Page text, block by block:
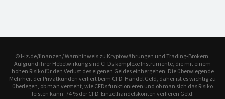
© l-iz.de/finanzen/ Warnhinweis zu Kryptowährungen und Trading-Brokern:
Aufgrund ihrer Hebelwirkung sind CFDs komplexe Instrumente, die mit einem
hohen Risiko für den Verlust des eigenen Geldes einhergehen. Die überwiegende
Mehrheit der Privatkunden verliert beim CFD-Handel Geld, daher ist es wichtig zu
überlegen, ob man versteht, wie CFDs funktionieren und ob man sich das Risiko
leisten kann. 74 % der CFD-Einzelhandelskonten verlieren Geld.